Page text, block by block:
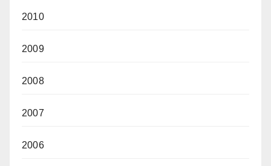
2010
2009
2008
2007
2006